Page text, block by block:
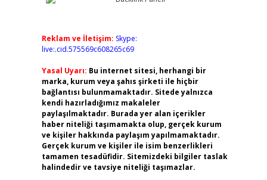
Reklam ve İletişim: Skype:
live:.cid.575569c608265c69
Yasal Uyarı: Bu internet sitesi, herhangi bir
marka, kurum veya şahıs şirketi ile hiçbir
bağlantısı bulunmamaktadır. Sitede yalnızca
kendi hazırladığımız makaleler
paylaşılmaktadır. Burada yer alan içerikler
haber niteliği taşımamakta olup, gerçek kurum
ve kişiler hakkında paylaşım yapılmamaktadır.
Gerçek kurum ve kişiler ile isim benzerlikleri
tamamen tesadüfidir. Sitemizdeki bilgiler taslak
halindedir ve tavsiye niteliği taşımazlar.